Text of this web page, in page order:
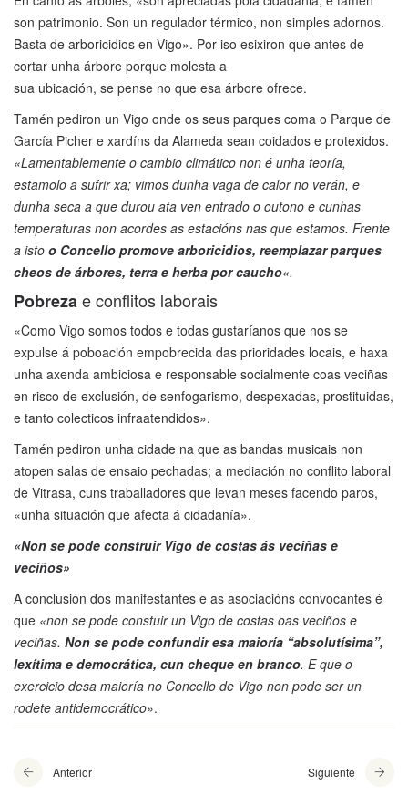
son patrimonio. Son un regulador térmico, non simples adornos.
Basta de arboricidios en Vigo». Por iso esixiron que antes de
cortar unha árbore porque molesta a
sua ubicación, se pense no que esa árbore ofrece.
Tamén pediron un Vigo onde os seus parques coma o Parque de
García Picher e xardíns da Alameda sean coidados e protexidos.
«Lamentablemente o cambio climático non é unha teoría,
estamolo a sufrir xa; vimos dunha vaga de calor no verán, e
dunha seca a que durou ata ven entrado o outono e cunhas
temperaturas non acordes as estacións nas que estamos. Frente
a isto o Concello promove arboricidios, reemplazar parques
cheos de árbores, terra e herba por caucho«.
Pobrezae conflitos laborais
«Como Vigo somos todos e todas gustaríanos que nos se
expulse á poboación empobrecida das prioridades locais, e haxa
unha axenda ambiciosa e responsable socialmente coas veciñas
en risco de exclusión, de senfogarismo, despexadas, prostituidas,
e tanto colecticos infraatendidos».
Tamén pediron unha cidade na que as bandas musicais non
atopen salas de ensaio pechadas; a mediación no conflito laboral
de Vitrasa, cuns traballadores que levan meses facendo paros,
«unha situación que afecta á cidadanía».
«Non se pode construir Vigo de costas ás veciñas e
veciños»
A conclusión dos manifestantes e as asociacións convocantes é
que «non se pode constuir un Vigo de costas oas veciños e
veciñas. Non se pode confundir esa maioría “absolutísima”,
lexítima e democrática, cun cheque en branco. E que o
exercicio desa maioría no Concello de Vigo non pode ser un
rodete antidemocrático».
Anterior Siguiente